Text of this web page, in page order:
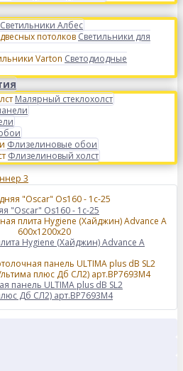
Светильники Албес
Светильники для
Светодиодные
Малярный стеклохолст
Флизелиновые обои
Флизелиновый холст
"Oscar" Os160 - 1c-25
Hygiene (Хайджин) Advance А
панель ULTIMA plus dB SL2
Дб СЛ2) арт.BP7693M4